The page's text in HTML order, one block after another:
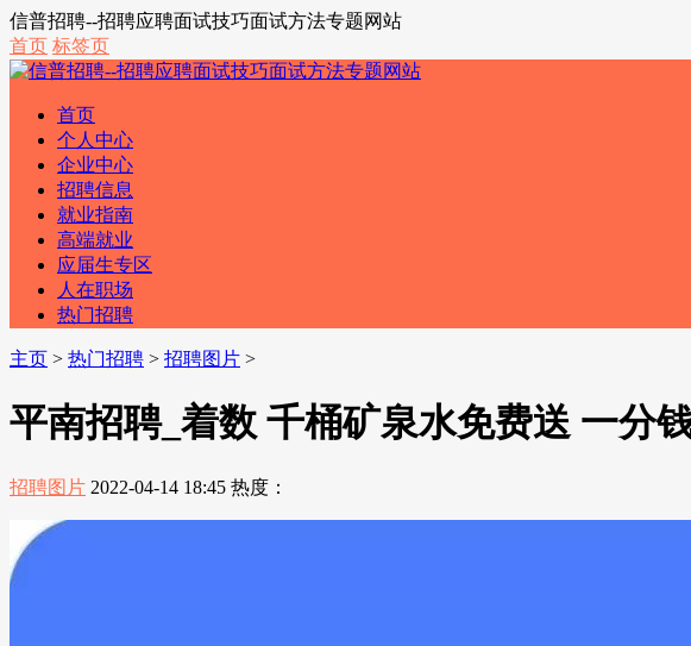
信普招聘--招聘应聘面试技巧面试方法专题网站
首页 标签页
首页
个人中心
企业中心
招聘信息
就业指南
高端就业
应届生专区
人在职场
热门招聘
主页 > 热门招聘 > 招聘图片 >
平南招聘_着数 千桶矿泉水免费送 一分
招聘图片 2022-04-14 18:45 热度：